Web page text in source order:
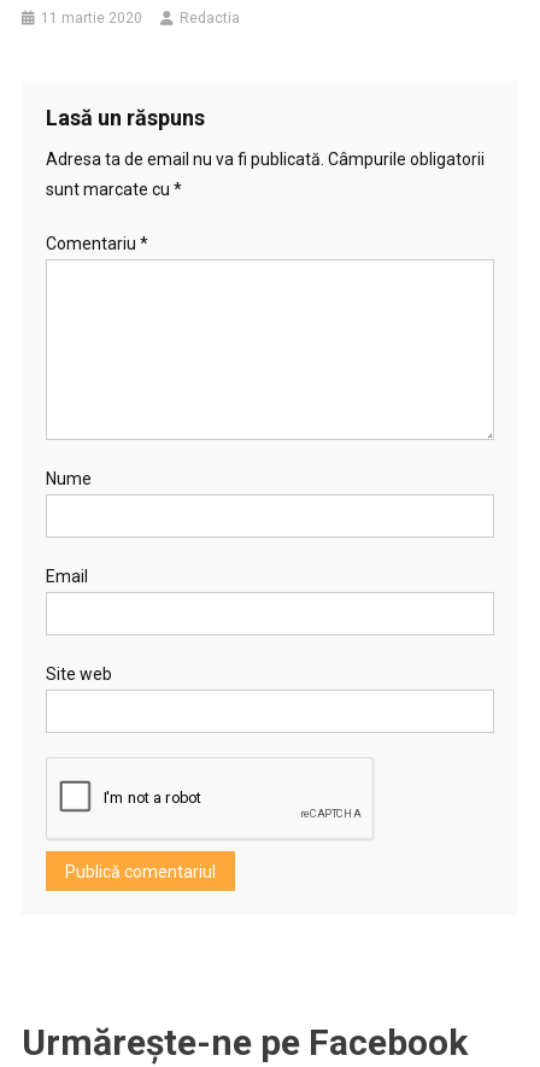
11 martie 2020 Redactia
Lasă un răspuns
Adresa ta de email nu va fi publicată. Câmpurile obligatorii
sunt marcate cu *
Comentariu *
Nume
Email
Site web
Urmărește-ne pe Facebook